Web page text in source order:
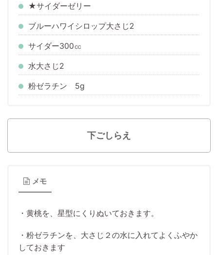
★サイダーゼリー
ブルーハワイシロップ大さじ2
サイダー300㏄
水大さじ2
粉ゼラチン 5g
下ごしらえ
メモ
・黄桃を、星型にくりぬいておきます。
・粉ゼラチンを、大さじ２の水に入れてよくふやか
しておきます